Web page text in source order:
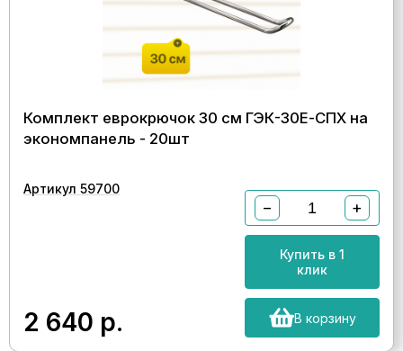
Комплект еврокрючок 30 см ГЭК-30Е-СПХ на
экономпанель - 20шт
Артикул 59700
2 640 р.
− +
Купить в 1
клик
В корзину